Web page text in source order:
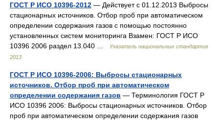
ГОСТ Р ИСО 10396-2012 — Действует с 01.12.2013 Выбросы
стационарных источников. Отбор проб при автоматическом
определении содержания газов с помощью постоянно
установленных систем мониторинга Взамен: ГОСТ Р ИСО
10396 2006 раздел 13.040 …
Указатель национальных стандартов
2013
ГОСТ Р ИСО 10396-2006: Выбросы стационарных
источников. Отбор проб при автоматическом
определении содержания газов — Терминология ГОСТ Р
ИСО 10396 2006: Выбросы стационарных источников. Отбор
проб при автоматическом определении содержания газов